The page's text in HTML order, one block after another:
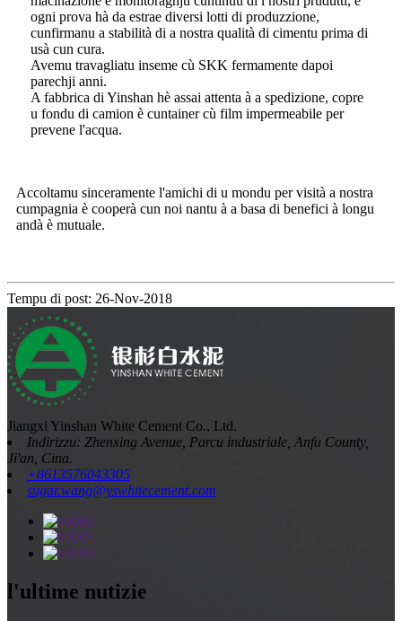
ogni prova hà da estrae diversi lotti di produzzione,
cunfirmanu a stabilità di a nostra qualità di cimentu prima di
usà cun cura.
Avemu travagliatu inseme cù SKK fermamente dapoi
parechji anni.
A fabbrica di Yinshan hè assai attenta à a spedizione, copre
u fondu di camion è cuntainer cù film impermeabile per
prevene l'acqua.
Accoltamu sinceramente l'amichi di u mondu per visità a nostra
cumpagnia è cooperà cun noi nantu à a basa di benefici à longu
andà è mutuale.
Tempu di post: 26-Nov-2018
Jiangxi Yinshan White Cement Co., Ltd.
Indirizzu: Zhenxing Avenue, Parcu industriale, Anfu County,
Ji'an, Cina.
+8613576043305
sugar.wang@yswhitecement.com
l'ultime nutizie